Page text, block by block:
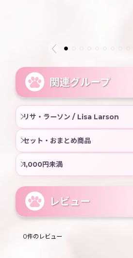
関連グループ
リサ・ラーソン / Lisa Larson
セット・おまとめ商品
1,000円未満
レビュー
0件のレビュー